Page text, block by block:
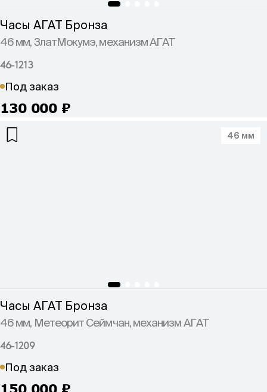
Часы АГАТ Бронза
46 мм, ЗлатМокумэ, механизм АГАТ
46-1213
130 000 ₽
Под заказ
46 мм
Часы АГАТ Бронза
46 мм, Метеорит Сеймчан, механизм АГАТ
46-1209
150 000 ₽
Под заказ